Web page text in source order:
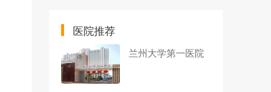
医院推荐
兰州大学第一医院